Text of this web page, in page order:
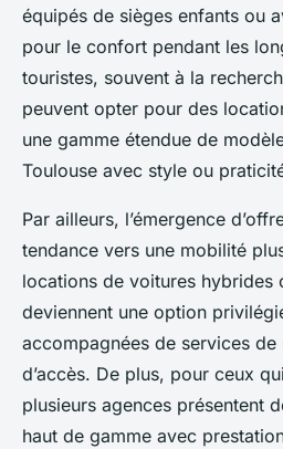
équipés de sièges enfants ou
pour le confort pendant les
touristes, souvent à la
peuvent opter pour des
une gamme étendue de
Toulouse avec style ou
Par ailleurs, l’émergence
tendance vers une mobilité
locations de voitures hybrides
deviennent une option
accompagnées de services
d’accès. De plus, pour ceux
plusieurs agences présentent
haut de gamme avec